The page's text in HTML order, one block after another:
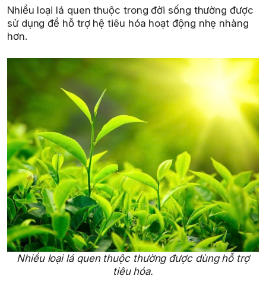
Nhiều loại lá quen thuộc trong đời sống thường được
sử dụng để hỗ trợ hệ tiêu hóa hoạt động nhẹ nhàng
hơn.
Nhiều loại lá quen thuộc thường được dùng hỗ trợ
tiêu hóa.